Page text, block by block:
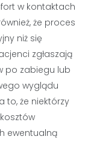
w kontaktach
że proces
niż się
zgłaszają
po zabiegu lub
wyglądu
to, że niektórzy
ewentualną